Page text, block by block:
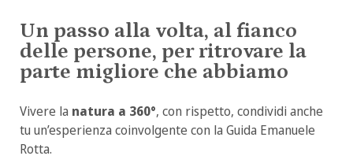
Un passo alla volta, al fianco
delle persone, per ritrovare la
parte migliore che abbiamo
Vivere la natura a 360°, con rispetto, condividi anche
tu un’esperienza coinvolgente con la Guida Emanuele
Rotta.